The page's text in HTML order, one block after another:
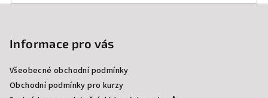
Informace pro vás
Všeobecné obchodní podmínky
Obchodní podmínky pro kurzy